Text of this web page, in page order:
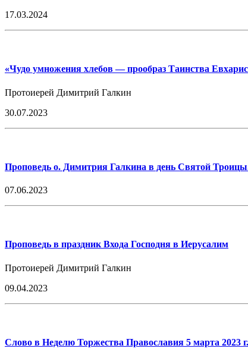
17.03.2024
«Чудо умножения хлебов — прообраз Таинства
Протоиерей Димитрий Галкин
30.07.2023
Проповедь о. Димитрия Галкина в день Святой
07.06.2023
Проповедь в праздник Входа Господня в Иерусалим
Протоиерей Димитрий Галкин
09.04.2023
Слово в Неделю Торжества Православия 5 марта 2023 г.